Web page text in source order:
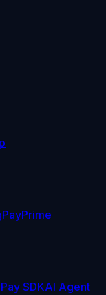
PayPrime
Pay SDKAI Agent